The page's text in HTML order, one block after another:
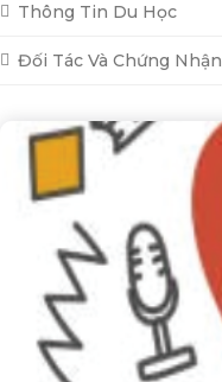
Thông Tin Du Học
Đối Tác Và Chứng Nhận